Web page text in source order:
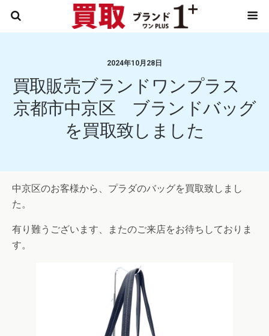
2024年10月28日
買取販売ブランドワンプラス
京都市中京区 ブランドバッグ
を買取致しました
中京区のお客様から、プラダのバッグを買取致しまし
た。
有り難うございます、またのご来店をお待ちしておりま
す。